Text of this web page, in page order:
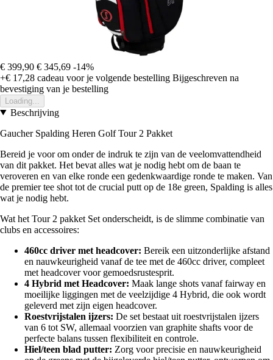
€ 399,90 € 345,69 -14%
+€ 17,28 cadeau voor je volgende bestelling Bijgeschreven na
bevestiging van je bestelling
Loading...
Beschrijving
Gaucher Spalding Heren Golf Tour 2 Pakket
Bereid je voor om onder de indruk te zijn van de veelomvattendheid
van dit pakket. Het bevat alles wat je nodig hebt om de baan te
veroveren en van elke ronde een gedenkwaardige ronde te maken. Van
de premier tee shot tot de crucial putt op de 18e green, Spalding is alles
wat je nodig hebt.
Wat het Tour 2 pakket Set onderscheidt, is de slimme combinatie van
clubs en accessoires:
460cc driver met headcover: Bereik een uitzonderlijke afstand
en nauwkeurigheid vanaf de tee met de 460cc driver, compleet
met headcover voor gemoedsrustesprit.
4 Hybrid met Headcover: Maak lange shots vanaf fairway en
moeilijke liggingen met de veelzijdige 4 Hybrid, die ook wordt
geleverd met zijn eigen headcover.
Roestvrijstalen ijzers: De set bestaat uit roestvrijstalen ijzers
van 6 tot SW, allemaal voorzien van graphite shafts voor de
perfecte balans tussen flexibiliteit en controle.
Hiel/teen blad putter: Zorg voor precisie en nauwkeurigheid